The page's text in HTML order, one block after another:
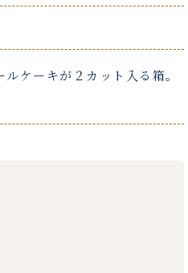
ケーキが２カット入る箱。